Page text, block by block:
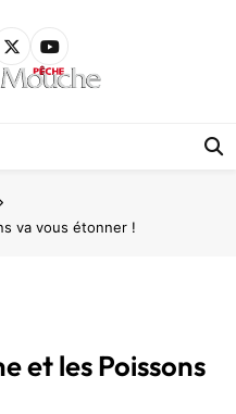
va vous étonner !
et les Poissons